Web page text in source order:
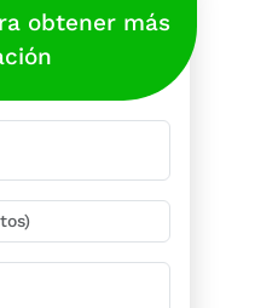
obtener más